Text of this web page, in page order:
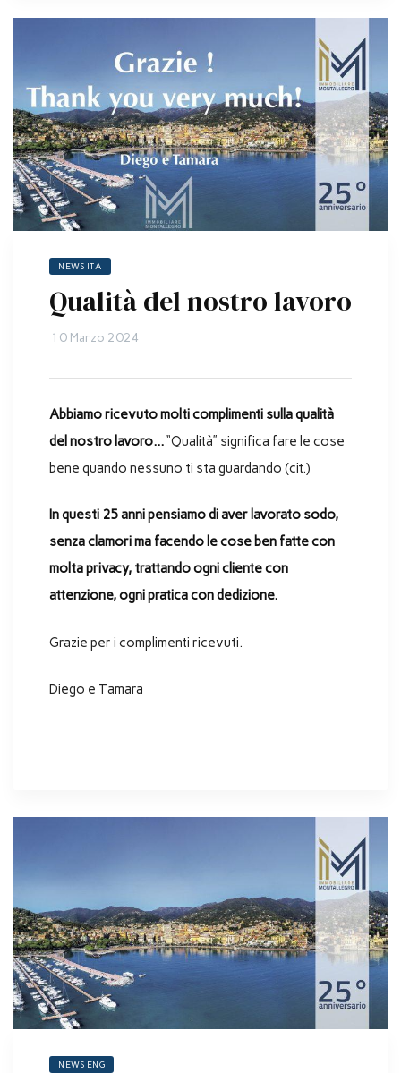
NEWS ITA
Qualità del nostro lavoro
10 Marzo 2024
Abbiamo ricevuto molti complimenti sulla qualità
del nostro lavoro…“Qualità” significa fare le cose
bene quando nessuno ti sta guardando (cit.)
In questi 25 anni pensiamo di aver lavorato sodo,
senza clamori ma facendo le cose ben fatte con
molta privacy, trattando ogni cliente con
attenzione, ogni pratica con dedizione.
Grazie per i complimenti ricevuti.
Diego e Tamara
NEWS ENG